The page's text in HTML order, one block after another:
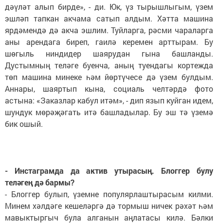
дәүләт алып бирде», - ди. Юк, үз тырышлыгым, үзем
эшләп тапкан акчама сатып алдым. Хәтта машина
ярдәмендә дә акча эшлим. Туйларга, рәсми чараларга
аны арендага биреп, гаилә керемен арттырам. Бу
шөгыль ниндидер шаярудан гына башланды.
Дустымның теләге буенча, аның туендагы кортежда
төп машина минеке һәм йөртүчесе дә үзем булдым.
Аннары, шаяртып кына, социаль челтәрдә фото
астына: «Заказлар кабул итәм», - дип язып куйган идем,
шундук мөрәҗәгать итә башладылар. Бу эш тә үземә
бик ошый.
- Инстаграмда да актив утырасың. Блоггер булу
теләгең дә бармы?
- Блоггер булып, үземне популярлаштырасым килми.
Минем хәлдәге кешеләргә дә тормыш ничек рәхәт һәм
мавыктыргыч була алганын аңлатасы килә. Бәлки